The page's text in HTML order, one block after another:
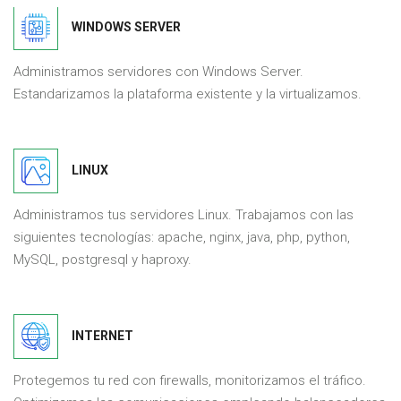
WINDOWS SERVER
Administramos servidores con Windows Server.
Estandarizamos la plataforma existente y la virtualizamos.
LINUX
Administramos tus servidores Linux. Trabajamos con las
siguientes tecnologías: apache, nginx, java, php, python,
MySQL, postgresql y haproxy.
INTERNET
Protegemos tu red con firewalls, monitorizamos el tráfico.